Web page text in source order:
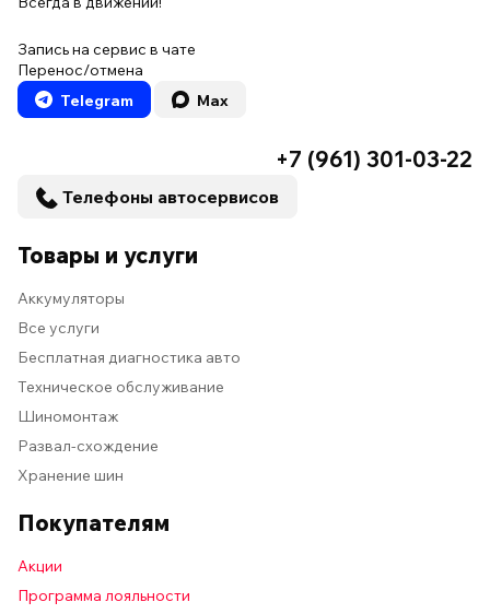
Запись на сервис в чате
Перенос/отмена
Telegram
Max
+7 (961) 301-03-22
Телефоны автосервисов
Товары и услуги
Аккумуляторы
Все услуги
Бесплатная диагностика авто
Техническое обслуживание
Шиномонтаж
Развал-схождение
Хранение шин
Покупателям
Акции
Программа лояльности